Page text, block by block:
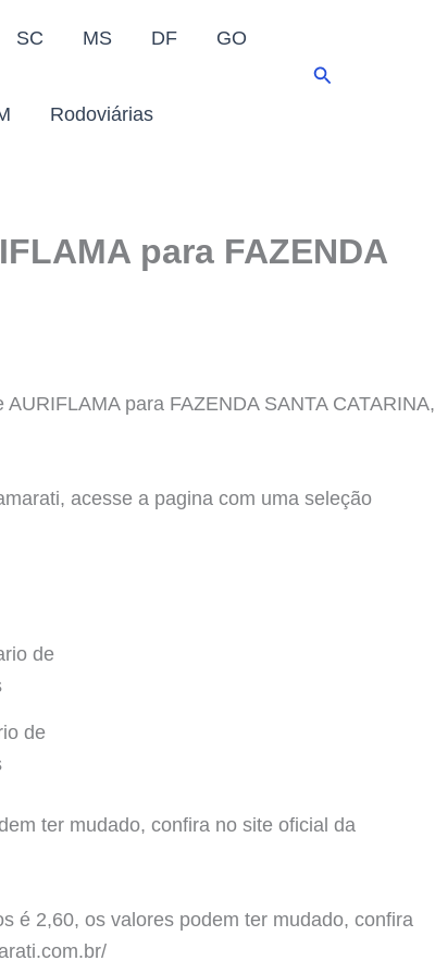
SC MS DF GO
Rodoviárias
Pesquisar
para FAZENDA
para FAZENDA SANTA CATARINA,
acesse a pagina com uma seleção
de
ter mudado, confira no site oficial da
é 2,60, os valores podem ter mudado, confira